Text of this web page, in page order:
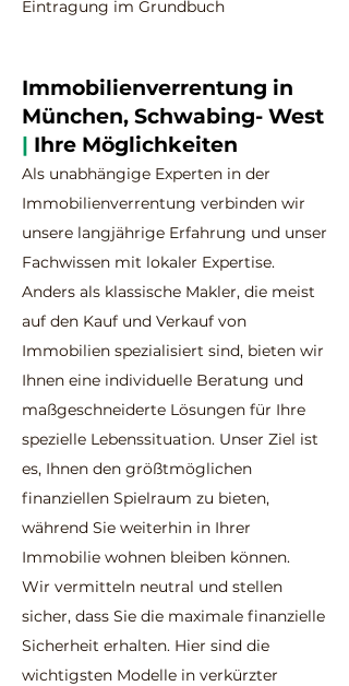
Eintragung im Grundbuch
Immobilienverrentung in
München, Schwabing- West
| Ihre Möglichkeiten
Als unabhängige Experten in der
Immobilienverrentung verbinden wir
unsere langjährige Erfahrung und unser
Fachwissen mit lokaler Expertise.
Anders als klassische Makler, die meist
auf den Kauf und Verkauf von
Immobilien spezialisiert sind, bieten wir
Ihnen eine individuelle Beratung und
maßgeschneiderte Lösungen für Ihre
spezielle Lebenssituation. Unser Ziel ist
es, Ihnen den größtmöglichen
finanziellen Spielraum zu bieten,
während Sie weiterhin in Ihrer
Immobilie wohnen bleiben können.
Wir vermitteln neutral und stellen
sicher, dass Sie die maximale finanzielle
Sicherheit erhalten. Hier sind die
wichtigsten Modelle in verkürzter